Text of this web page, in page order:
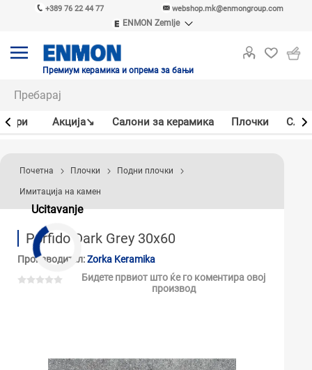
+389 76 22 44 77 webshop.mk@enmongroup.com
ENMON Zemlje
ENMON MKD
Премиум керамика и опрема за бањи
Акцијa↘ Салони за керамика Плочки
Ucitavanje
Почетна Плочки Подни плочки
Имитација на камен
Porfido Dark Grey 30x60
Производител:Zorka Keramika
Бидете првиот што ќе го коментира овој
производ